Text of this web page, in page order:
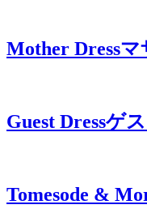
Mother Dressマ
Guest Dressゲ
Tomesode &